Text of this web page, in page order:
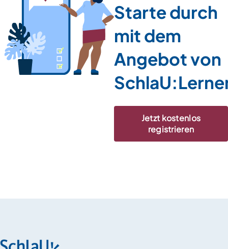
Starte durch
mit dem
Angebot von
Jetzt kostenlos
registrieren